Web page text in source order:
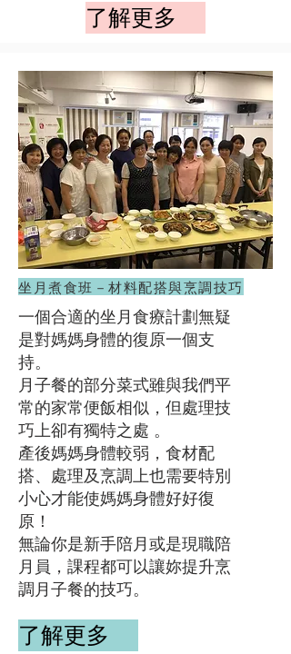
了解更多
坐月煮食班－材料配搭與烹調技巧
一個合適的坐月食療計劃無疑
是對媽媽身體的復原一個支
持。
月子餐的部分菜式雖與我們平
常的家常便飯相似，但處理技
巧上卻有獨特之處 。
產後媽媽身體較弱，食材配
搭、處理及烹調上也需要特別
小心才能使媽媽身體好好復
原！
無論你是新手陪月或是現職陪
月員，課程都可以讓妳提升烹
調月子餐的技巧。
了解更多